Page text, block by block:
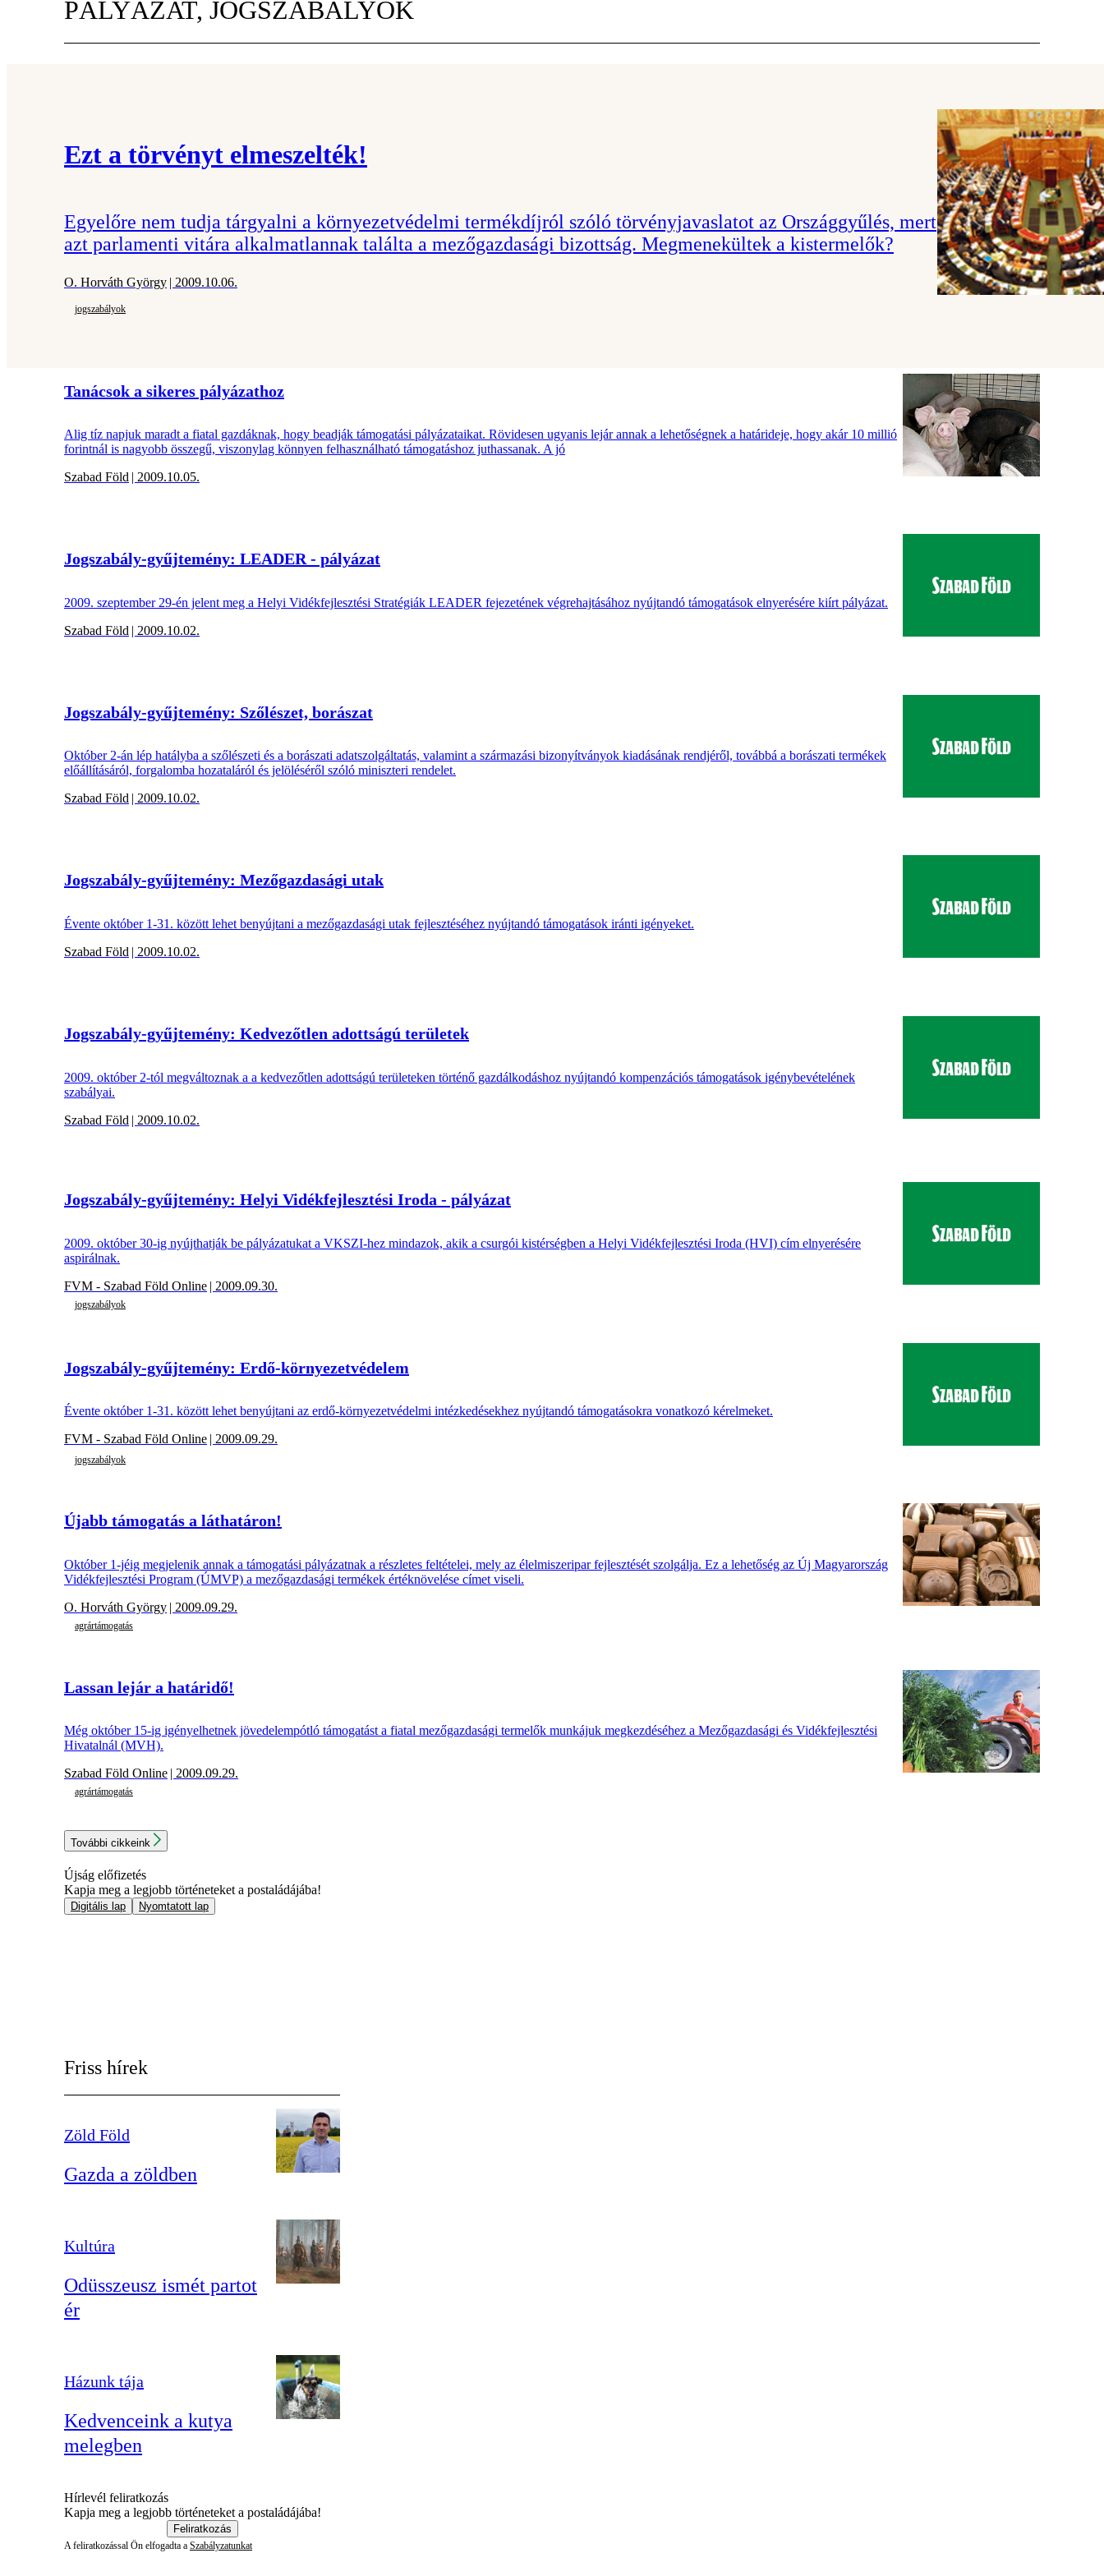
PÁLYÁZAT, JOGSZABÁLYOK
Ezt a törvényt elmeszelték!
Egyelőre nem tudja tárgyalni a környezetvédelmi termékdíjról szóló törvényjavaslatot az Országgyűlés, mert
azt parlamenti vitára alkalmatlannak találta a mezőgazdasági bizottság. Megmenekültek a kistermelők?
O. Horváth György | 2009.10.06.
jogszabályok
Tanácsok a sikeres pályázathoz
Alig tíz napjuk maradt a fiatal gazdáknak, hogy beadják támogatási pályázataikat. Rövidesen ugyanis lejár annak a lehetőségnek a határideje, hogy akár 10 millió
forintnál is nagyobb összegű, viszonylag könnyen felhasználható támogatáshoz juthassanak. A jó
Szabad Föld | 2009.10.05.
Jogszabály-gyűjtemény: LEADER - pályázat
2009. szeptember 29-én jelent meg a Helyi Vidékfejlesztési Stratégiák LEADER fejezetének végrehajtásához nyújtandó támogatások elnyerésére kiírt pályázat.
Szabad Föld | 2009.10.02.
Jogszabály-gyűjtemény: Szőlészet, borászat
Október 2-án lép hatályba a szőlészeti és a borászati adatszolgáltatás, valamint a származási bizonyítványok kiadásának rendjéről, továbbá a borászati termékek
előállításáról, forgalomba hozataláról és jelöléséről szóló miniszteri rendelet.
Szabad Föld | 2009.10.02.
Jogszabály-gyűjtemény: Mezőgazdasági utak
Évente október 1-31. között lehet benyújtani a mezőgazdasági utak fejlesztéséhez nyújtandó támogatások iránti igényeket.
Szabad Föld | 2009.10.02.
Jogszabály-gyűjtemény: Kedvezőtlen adottságú területek
2009. október 2-tól megváltoznak a a kedvezőtlen adottságú területeken történő gazdálkodáshoz nyújtandó kompenzációs támogatások igénybevételének
szabályai.
Szabad Föld | 2009.10.02.
Jogszabály-gyűjtemény: Helyi Vidékfejlesztési Iroda - pályázat
2009. október 30-ig nyújthatják be pályázatukat a VKSZI-hez mindazok, akik a csurgói kistérségben a Helyi Vidékfejlesztési Iroda (HVI) cím elnyerésére
aspirálnak.
FVM - Szabad Föld Online | 2009.09.30.
jogszabályok
Jogszabály-gyűjtemény: Erdő-környezetvédelem
Évente október 1-31. között lehet benyújtani az erdő-környezetvédelmi intézkedésekhez nyújtandó támogatásokra vonatkozó kérelmeket.
FVM - Szabad Föld Online | 2009.09.29.
jogszabályok
Újabb támogatás a láthatáron!
Október 1-jéig megjelenik annak a támogatási pályázatnak a részletes feltételei, mely az élelmiszeripar fejlesztését szolgálja. Ez a lehetőség az Új Magyarország
Vidékfejlesztési Program (ÚMVP) a mezőgazdasági termékek értéknövelése címet viseli.
O. Horváth György | 2009.09.29.
agrártámogatás
Lassan lejár a határidő!
Még október 15-ig igényelhetnek jövedelempótló támogatást a fiatal mezőgazdasági termelők munkájuk megkezdéséhez a Mezőgazdasági és Vidékfejlesztési
Hivatalnál (MVH).
Szabad Föld Online | 2009.09.29.
agrártámogatás
További cikkeink
Újság előfizetés
Kapja meg a legjobb történeteket a postaládájába!
Digitális lap Nyomtatott lap
Friss hírek
Zöld Föld
Gazda a zöldben
Kultúra
Odüsszeusz ismét partot
ér
Házunk tája
Kedvenceink a kutya
melegben
Hírlevél feliratkozás
Kapja meg a legjobb történeteket a postaládájába!
Feliratkozás
A feliratkozással Ön elfogadta a Szabályzatunkat